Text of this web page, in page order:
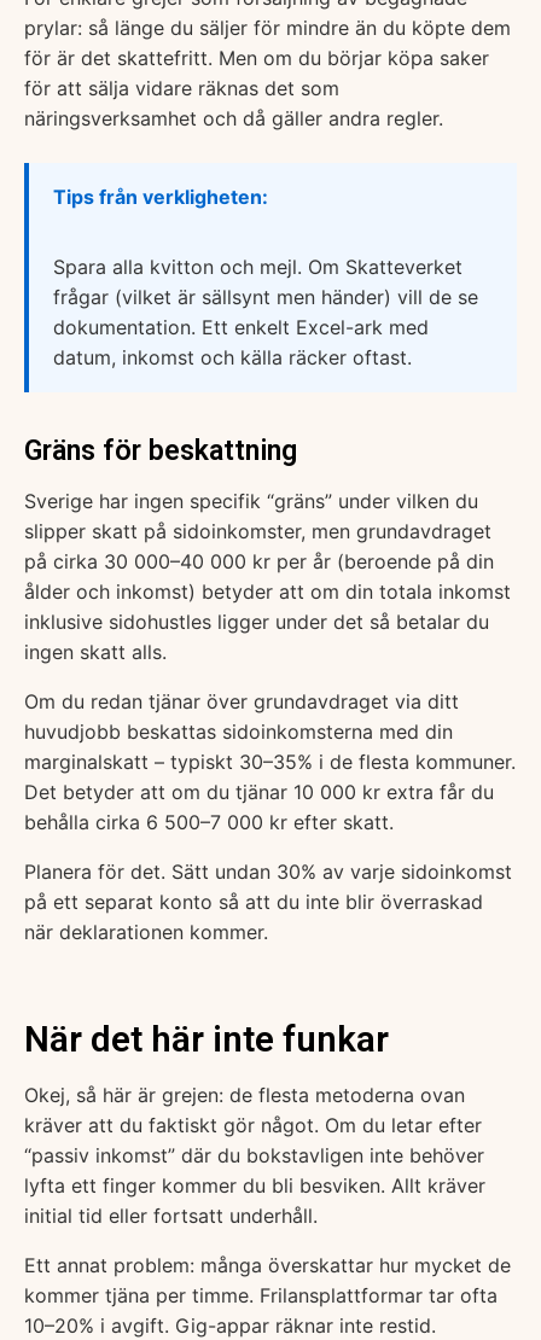
prylar: så länge du säljer för mindre än du köpte dem
för är det skattefritt. Men om du börjar köpa saker
för att sälja vidare räknas det som
näringsverksamhet och då gäller andra regler.
Tips från verkligheten:
Spara alla kvitton och mejl. Om Skatteverket
frågar (vilket är sällsynt men händer) vill de se
dokumentation. Ett enkelt Excel-ark med
datum, inkomst och källa räcker oftast.
Gräns för beskattning
Sverige har ingen specifik “gräns” under vilken du
slipper skatt på sidoinkomster, men grundavdraget
på cirka 30 000–40 000 kr per år (beroende på din
ålder och inkomst) betyder att om din totala inkomst
inklusive sidohustles ligger under det så betalar du
ingen skatt alls.
Om du redan tjänar över grundavdraget via ditt
huvudjobb beskattas sidoinkomsterna med din
marginalskatt – typiskt 30–35% i de flesta kommuner.
Det betyder att om du tjänar 10 000 kr extra får du
behålla cirka 6 500–7 000 kr efter skatt.
Planera för det. Sätt undan 30% av varje sidoinkomst
på ett separat konto så att du inte blir överraskad
när deklarationen kommer.
När det här inte funkar
Okej, så här är grejen: de flesta metoderna ovan
kräver att du faktiskt gör något. Om du letar efter
“passiv inkomst” där du bokstavligen inte behöver
lyfta ett finger kommer du bli besviken. Allt kräver
initial tid eller fortsatt underhåll.
Ett annat problem: många överskattar hur mycket de
kommer tjäna per timme. Frilansplattformar tar ofta
10–20% i avgift. Gig-appar räknar inte restid.